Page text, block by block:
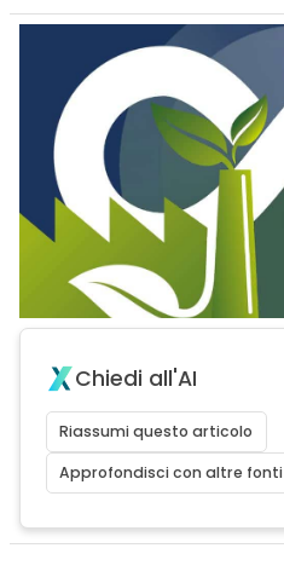
Chiedi all'AI
Riassumi questo articolo
Approfondisci con altre fonti